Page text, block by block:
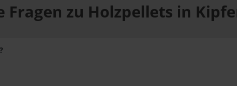
Fragen zu Holzpellets in